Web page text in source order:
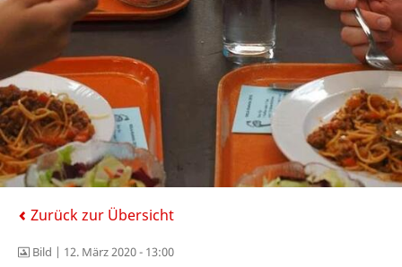
Zurück zur Übersicht
Bild | 12. März 2020 - 13:00